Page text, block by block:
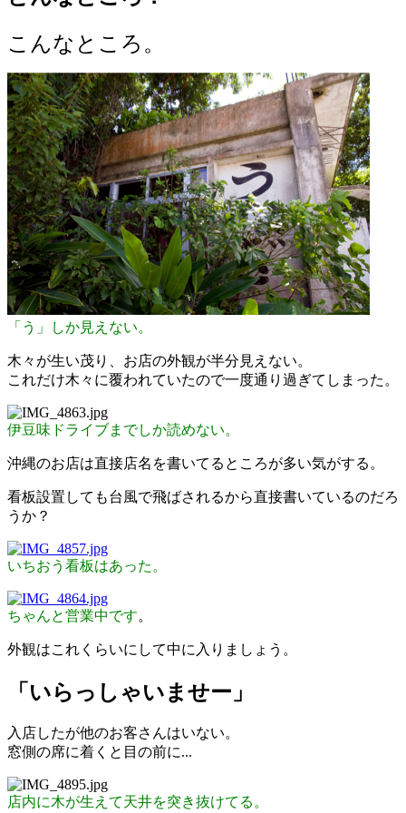
こんなところ。
「う」しか見えない。
木々が生い茂り、お店の外観が半分見えない。
これだけ木々に覆われていたので一度通り過ぎてしまった。
伊豆味ドライブまでしか読めない。
沖縄のお店は直接店名を書いてるところが多い気がする。
看板設置しても台風で飛ばされるから直接書いているのだろ
うか？
いちおう看板はあった。
ちゃんと営業中です。
外観はこれくらいにして中に入りましょう。
「いらっしゃいませー」
入店したが他のお客さんはいない。
窓側の席に着くと目の前に...
店内に木が生えて天井を突き抜けてる。